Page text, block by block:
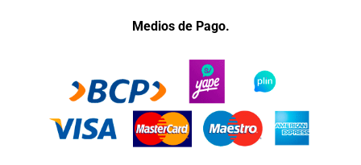
Medios de Pago.